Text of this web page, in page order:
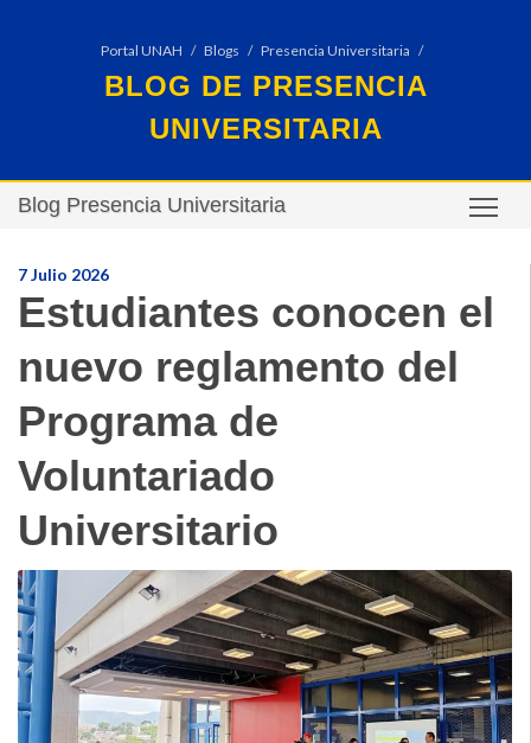
Portal UNAH Blogs Presencia Universitaria
BLOG DE PRESENCIA
UNIVERSITARIA
Blog Presencia Universitaria
7 Julio 2026
Estudiantes conocen el
nuevo reglamento del
Programa de
Voluntariado
Universitario